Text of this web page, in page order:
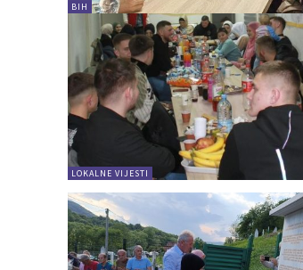
BIH
LOKALNE VIJESTI